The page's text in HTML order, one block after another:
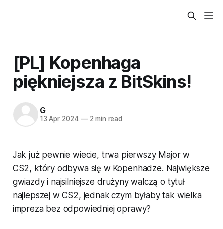
[PL] Kopenhaga
piękniejsza z BitSkins!
G
13 Apr 2024 —2 min read
Jak już pewnie wiecie, trwa pierwszy Major w
CS2, który odbywa się w Kopenhadze. Największe
gwiazdy i najsilniejsze drużyny walczą o tytuł
najlepszej w CS2, jednak czym byłaby tak wielka
impreza bez odpowiedniej oprawy?